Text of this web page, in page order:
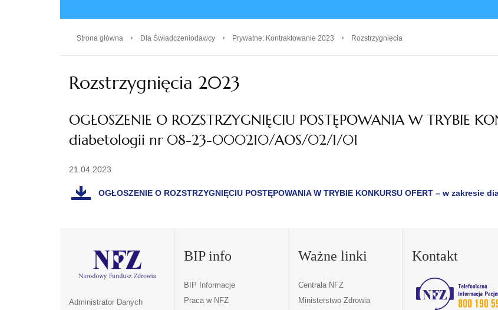
Strona główna › Dla Świadczeniodawcy › Prywatne: Kontraktowanie 2023 › Rozstrzygnięcia
Rozstrzygnięcia 2023
OGŁOSZENIE O ROZSTRZYGNIĘCIU POSTĘPOWANIA W TRYBIE
diabetologii nr 08-23-000210/AOS/02/1/01
21.04.2023
OGŁOSZENIE O ROZSTRZYGNIĘCIU POSTĘPOWANIA W TRYBIE KONKURSU OFERT – w zakresie
Administrator Danych
BIP info
BIP Informacje
Praca w NFZ
Ważne linki
Centrala NFZ
Ministerstwo Zdrowia
Kontakt